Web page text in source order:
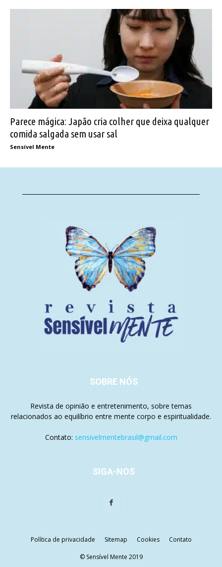
Parece mágica: Japão cria colher que deixa qualquer
comida salgada sem usar sal
Sensível Mente
SOBRE NÓS
Revista de opinião e entretenimento, sobre temas
relacionados ao equilíbrio entre mente corpo e espiritualidade.
Contato: sensivelmentebrasil@gmail.com
SIGA-NOS
Política de privacidade Sitemap Cookies Contato
© Sensível Mente 2019